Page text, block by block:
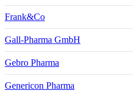
Frank&Co
Gall-Pharma GmbH
Gebro Pharma
Genericon Pharma